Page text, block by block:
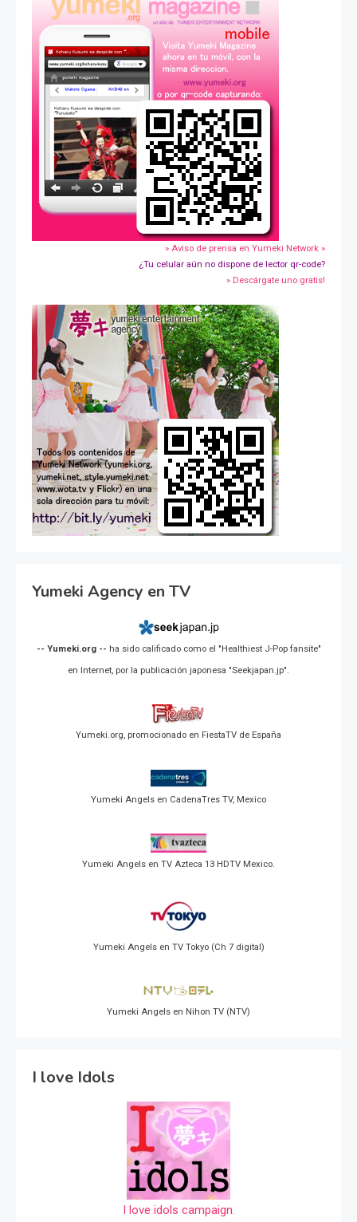
» Aviso de prensa en Yumeki Network »
¿Tu celular aún no dispone de lector qr-code?
» Descárgate uno gratis!
Yumeki Agency en TV
-- Yumeki.org -- ha sido calificado como el "Healthiest J-Pop fansite"
en Internet, por la publicación japonesa "Seekjapan.jp".
Yumeki.org, promocionado en FiestaTV de España
Yumeki Angels en CadenaTres TV, Mexico
Yumeki Angels en TV Azteca 13 HDTV Mexico.
Yumeki Angels en TV Tokyo (Ch 7 digital)
Yumeki Angels en Nihon TV (NTV)
I love Idols
I love idols campaign.